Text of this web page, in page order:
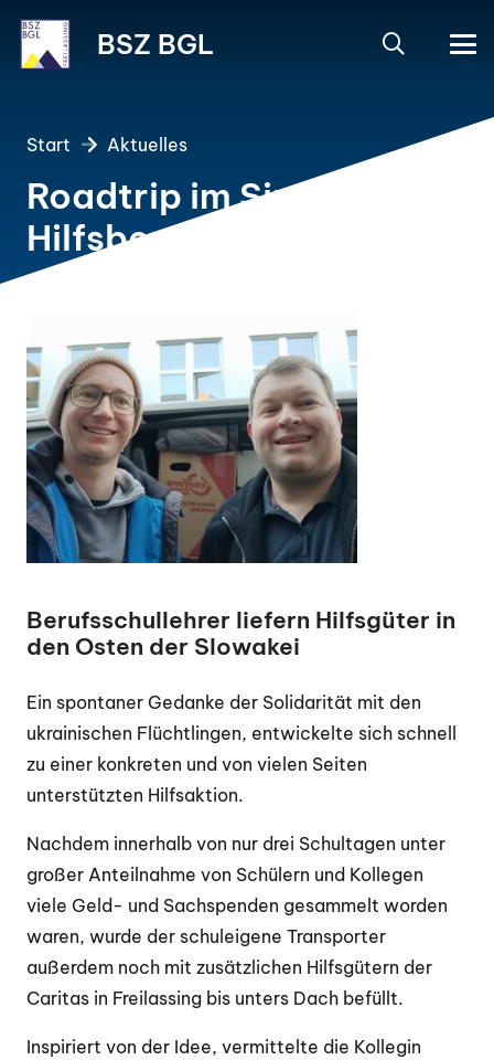
BSZ BGL
Start Aktuelles
Roadtrip im Sinne der
Hilfsbereitschaft
Berufsschullehrer liefern Hilfsgüter in
den Osten der Slowakei
Ein spontaner Gedanke der Solidarität mit den
ukrainischen Flüchtlingen, entwickelte sich schnell
zu einer konkreten und von vielen Seiten
unterstützten Hilfsaktion.
Nachdem innerhalb von nur drei Schultagen unter
großer Anteilnahme von Schülern und Kollegen
viele Geld- und Sachspenden gesammelt worden
waren, wurde der schuleigene Transporter
außerdem noch mit zusätzlichen Hilfsgütern der
Caritas in Freilassing bis unters Dach befüllt.
Inspiriert von der Idee, vermittelte die Kollegin